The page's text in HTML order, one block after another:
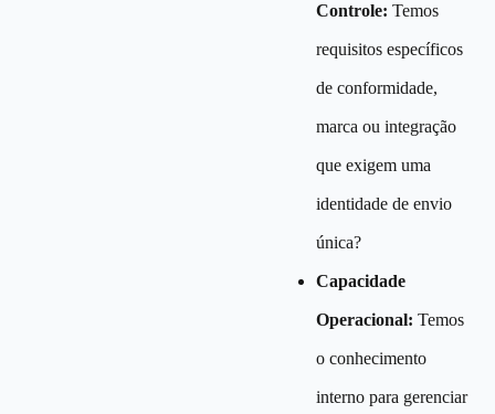
Controle: Temos
requisitos específicos
de conformidade,
marca ou integração
que exigem uma
identidade de envio
única?
Capacidade
Operacional: Temos
o conhecimento
interno para gerenciar